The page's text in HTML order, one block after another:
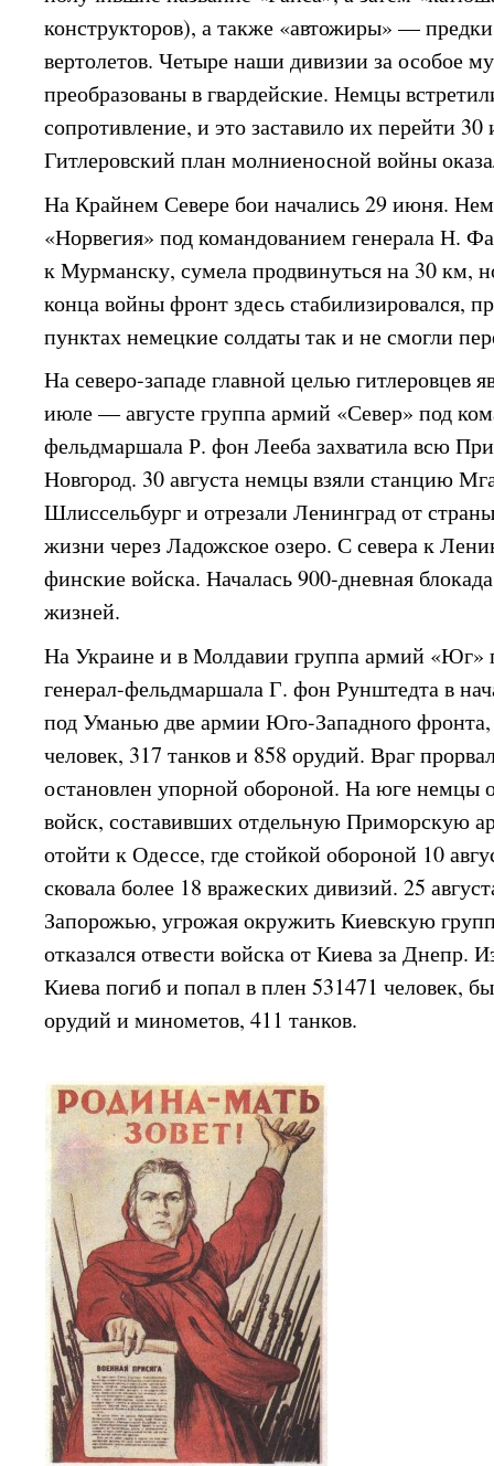
конструкторов), а также «автожиры» —
вертолетов. Четыре наши дивизии за особое
преобразованы в гвардейские. Немцы
сопротивление, и это заставило их перейти
Гитлеровский план молниеносной войны
На Крайнем Севере бои начались 29 июня.
«Норвегия» под командованием генерала Н.
к Мурманску, сумела продвинуться на 30 км,
конца войны фронт здесь стабилизировался,
пунктах немецкие солдаты так и не смогли
На северо-западе главной целью гитлеровцев
июле — августе группа армий «Север» под
фельдмаршала Р. фон Лееба захватила всю
Новгород. 30 августа немцы взяли станцию
Шлиссельбург и отрезали Ленинград от
жизни через Ладожское озеро. С севера к
финские войска. Началась 900-дневная
жизней.
На Украине и в Молдавии группа армий «Юг»
генерал-фельдмаршала Г. фон Рунштедта в
под Уманью две армии Юго-Западного
человек, 317 танков и 858 орудий. Враг
остановлен упорной обороной. На юге немцы
войск, составивших отдельную Приморскую
отойти к Одессе, где стойкой обороной 10
сковала более 18 вражеских дивизий. 25
Запорожью, угрожая окружить Киевскую
отказался отвести войска от Киева за Днепр.
Киева погиб и попал в плен 531471 человек,
орудий и минометов, 411 танков.